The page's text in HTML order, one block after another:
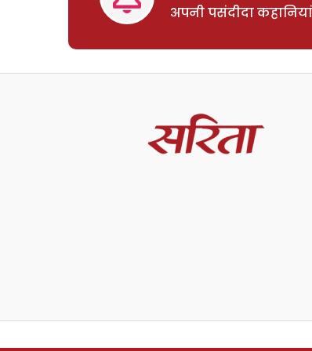
अपनी पसंदीदा